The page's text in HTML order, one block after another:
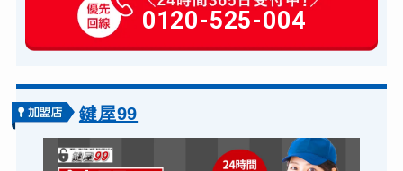
玄関カギ作成 14,300円～(税込)
玄関カギ交換 14,300円～(税込)
バイクカギ開け
バイクカギ作成 16,500円～(税込)
0120-525-004
鍵屋99